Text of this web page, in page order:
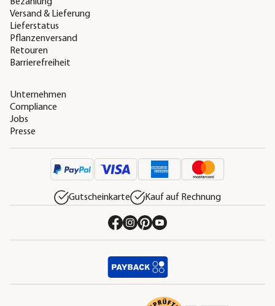
Versand & Lieferung
Lieferstatus
Pflanzenversand
Retouren
Barrierefreiheit
Unternehmen
Compliance
Jobs
Presse
Gutscheinkarte Kauf auf Rechnung